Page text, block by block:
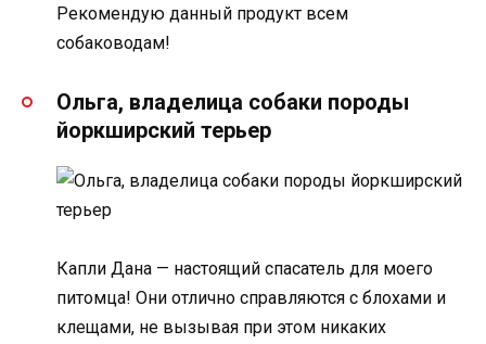
Рекомендую данный продукт всем
собаководам!
Ольга, владелица собаки породы
йоркширский терьер
Капли Дана — настоящий спасатель для моего
питомца! Они отлично справляются с блохами и
клещами, не вызывая при этом никаких